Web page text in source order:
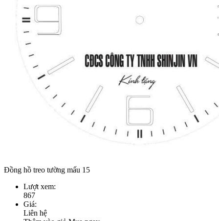
Đồng hồ treo tường mấu 15
Lượt xem:
867
Giá:
Liên hệ